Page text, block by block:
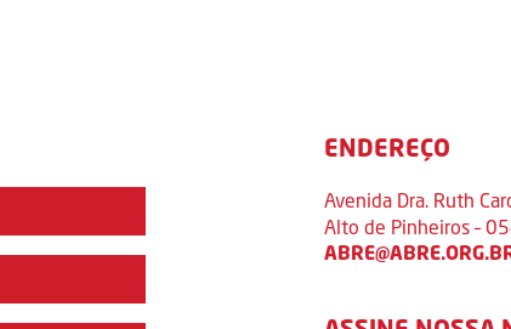
ENDEREÇO
Avenida Dra. Ruth
Alto de Pinheiros –